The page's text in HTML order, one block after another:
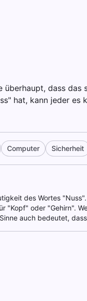
überhaupt, dass
hat, kann jeder es
Computer Sicherheit
des Wortes
"Kopf" oder "Gehirn".
auch bedeutet,